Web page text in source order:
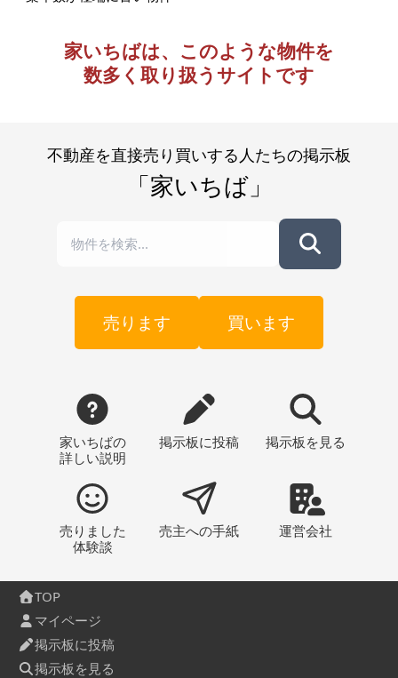
家いちばは、このような物件を
数多く取り扱うサイトです
不動産を直接売り買いする人たちの掲示板
「家いちば」
売ります 買います
家いちばの
詳しい説明
掲示板に投稿 掲示板 を見る
売りました
体験談
売主への手紙 運営会社
TOP
マイページ
掲示板に投稿
掲示板を見る